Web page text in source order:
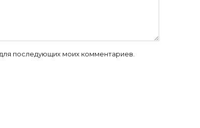
последующих моих комментариев.